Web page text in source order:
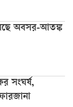
অবসর-আতঙ্ক
সংঘর্ষ,